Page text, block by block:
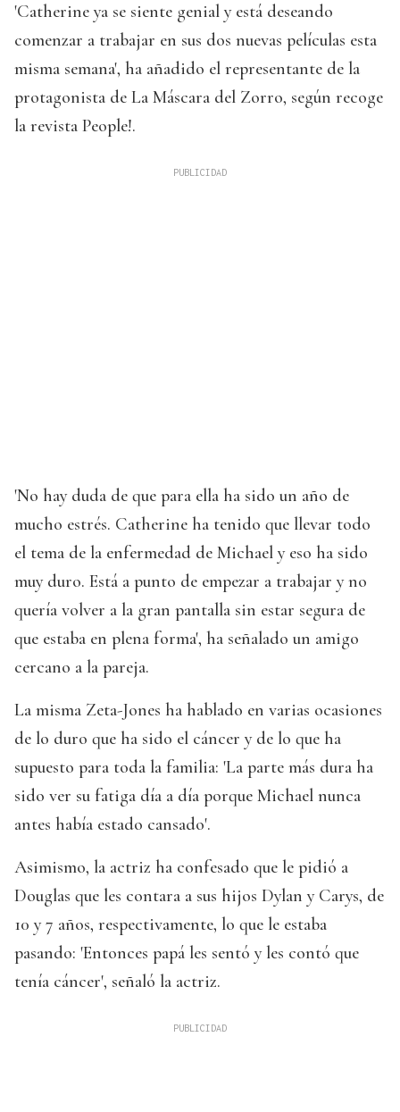
'Catherine ya se siente genial y está deseando
comenzar a trabajar en sus dos nuevas películas esta
misma semana', ha añadido el representante de la
protagonista de La Máscara del Zorro, según recoge
la revista People!.
'No hay duda de que para ella ha sido un año de
mucho estrés. Catherine ha tenido que llevar todo
el tema de la enfermedad de Michael y eso ha sido
muy duro. Está a punto de empezar a trabajar y no
quería volver a la gran pantalla sin estar segura de
que estaba en plena forma', ha señalado un amigo
cercano a la pareja.
La misma Zeta-Jones ha hablado en varias ocasiones
de lo duro que ha sido el cáncer y de lo que ha
supuesto para toda la familia: 'La parte más dura ha
sido ver su fatiga día a día porque Michael nunca
antes había estado cansado'.
Asimismo, la actriz ha confesado que le pidió a
Douglas que les contara a sus hijos Dylan y Carys, de
10 y 7 años, respectivamente, lo que le estaba
pasando: 'Entonces papá les sentó y les contó que
tenía cáncer', señaló la actriz.